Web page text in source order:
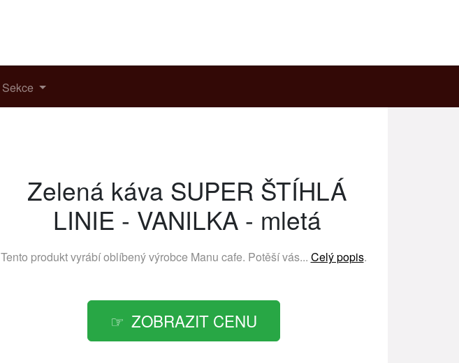
Sekce
Zelená káva SUPER ŠTÍHLÁ
LINIE - VANILKA - mletá
Tento produkt vyrábí oblíbený výrobce Manu cafe. Potěší vás... Celý popis.
ZOBRAZIT CENU